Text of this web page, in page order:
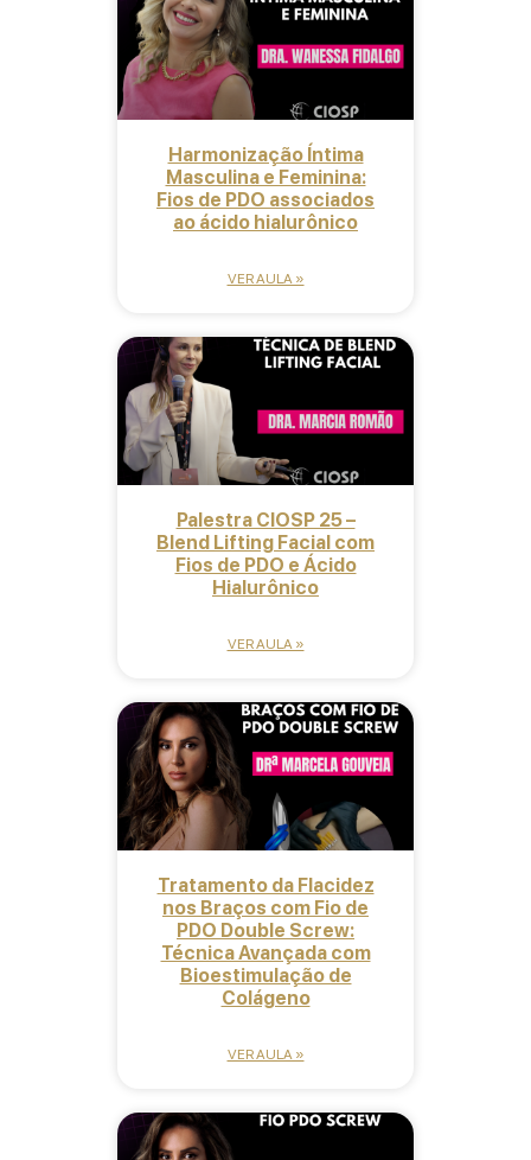
Harmonização Íntima
Masculina e Feminina:
Fios de PDO associados
ao ácido hialurônico
VER AULA »
Palestra CIOSP 25 –
Blend Lifting Facial com
Fios de PDO e Ácido
Hialurônico
VER AULA »
Tratamento da Flacidez
nos Braços com Fio de
PDO Double Screw:
Técnica Avançada com
Bioestimulação de
Colágeno
VER AULA »